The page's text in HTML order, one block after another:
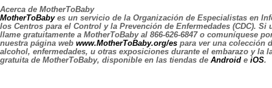
Acerca de MotherToBaby
MotherToBaby es un servicio de la Organización de Especialistas en
los Centros para el Control y la Prevención de Enfermedades (CDC).
llame gratuitamente a MotherToBaby al 866-626-6847 o comuníquese
nuestra página web www.MotherToBaby.org/es para ver una colección
alcohol, enfermedades, u otras exposiciones durante el embarazo y la
gratuita de MotherToBaby, disponible en las tiendas de Android e iOS.